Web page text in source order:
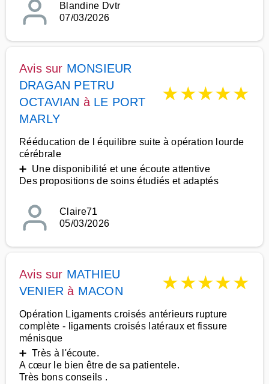
Blandine Dvtr
07/03/2026
Avis sur MONSIEUR
DRAGAN PETRU
OCTAVIAN à LE PORT
MARLY
★★★★★
Rééducation de l équilibre suite à opération lourde
cérébrale
➕ Une disponibilité et une écoute attentive
Des propositions de soins étudiés et adaptés
Claire71
05/03/2026
Avis sur MATHIEU
VENIER à MACON ★★★★★
Opération Ligaments croisés antérieurs rupture
complète - ligaments croisés latéraux et fissure
ménisque
➕ Très à l'écoute.
A cœur le bien être de sa patientele.
Très bons conseils .